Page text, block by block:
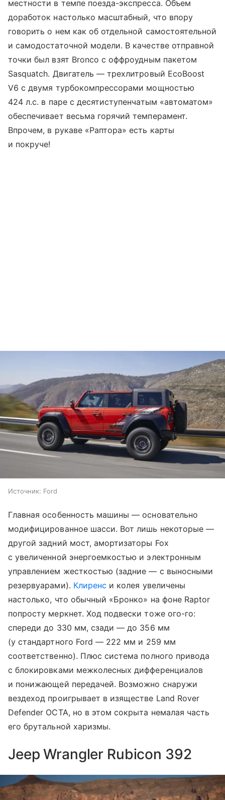
местности в темпе поезда-экспресса. Объем
доработок настолько масштабный, что впору
говорить о нем как об отдельной самостоятельной
и самодостаточной модели. В качестве отправной
точки был взят Bronco с оффроудным пакетом
Sasquatch. Двигатель — трехлитровый EcoBoost
V6 с двумя турбокомпрессорами мощностью
424 л.с. в паре с десятиступенчатым «автоматом»
обеспечивает весьма горячий темперамент.
Впрочем, в рукаве «Раптора» есть карты
и покруче!
Источник: Ford
Главная особенность машины — основательно
модифицированное шасси. Вот лишь некоторые —
другой задний мост, амортизаторы Fox
с увеличенной энергоемкостью и электронным
управлением жесткостью (задние — с выносными
резервуарами). Клиренс и колея увеличены
настолько, что обычный «Бронко» на фоне Raptor
попросту меркнет. Ход подвески тоже ого-го:
спереди до 330 мм, сзади — до 356 мм
(у стандартного Ford — 222 мм и 259 мм
соответственно). Плюс система полного привода
с блокировками межколесных дифференциалов
и понижающей передачей. Возможно снаружи
вездеход проигрывает в изяществе Land Rover
Defender OCTA, но в этом сокрыта немалая часть
его брутальной харизмы.
Jeep Wrangler Rubicon 392